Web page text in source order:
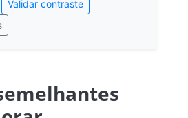
Validar contraste